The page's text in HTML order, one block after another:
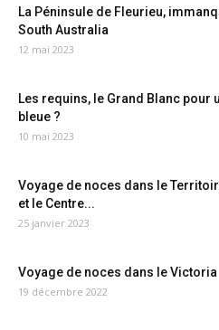
La Péninsule de Fleurieu,
South Australia
12 mai 2023
Les requins, le Grand Blanc pour
bleue ?
10 mai 2023
Voyage de noces dans le
et le Centre...
25 janvier 2023
Voyage de noces dans le Victoria
19 décembre 2022